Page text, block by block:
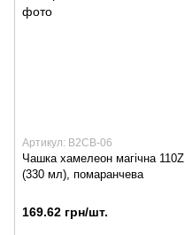
Артикул: B2CB-06
Чашка хамелеон магічна 110Z
(330 мл), помаранчева
169.62 грн/шт.